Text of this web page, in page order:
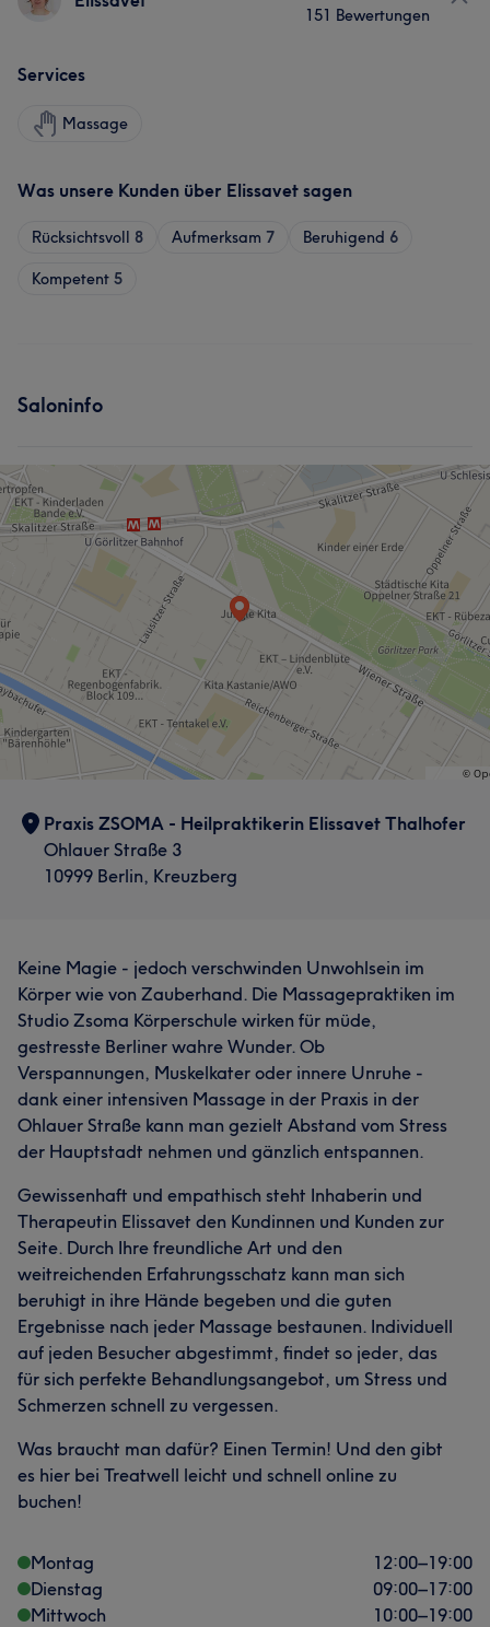
151 Bewertungen
Services
Massage
Was unsere Kunden über Elissavet sagen
Rücksichtsvoll 8 Aufmerksam 7 Beruhigend 6
Kompetent 5
Saloninfo
Praxis ZSOMA - Heilpraktikerin Elissavet Thalhofer
Ohlauer Straße 3
10999 Berlin, Kreuzberg
Keine Magie - jedoch verschwinden Unwohlsein im
Körper wie von Zauberhand. Die Massagepraktiken im
Studio Zsoma Körperschule wirken für müde,
gestresste Berliner wahre Wunder. Ob
Verspannungen, Muskelkater oder innere Unruhe -
dank einer intensiven Massage in der Praxis in der
Ohlauer Straße kann man gezielt Abstand vom Stress
der Hauptstadt nehmen und gänzlich entspannen.
Gewissenhaft und empathisch steht Inhaberin und
Therapeutin Elissavet den Kundinnen und Kunden zur
Seite. Durch Ihre freundliche Art und den
weitreichenden Erfahrungsschatz kann man sich
beruhigt in ihre Hände begeben und die guten
Ergebnisse nach jeder Massage bestaunen. Individuell
auf jeden Besucher abgestimmt, findet so jeder, das
für sich perfekte Behandlungsangebot, um Stress und
Schmerzen schnell zu vergessen.
Was braucht man dafür? Einen Termin! Und den gibt
es hier bei Treatwell leicht und schnell online zu
buchen!
Montag 12:00–19:00
Dienstag
09:00–17:00
Mittwoch
10:00–19:00